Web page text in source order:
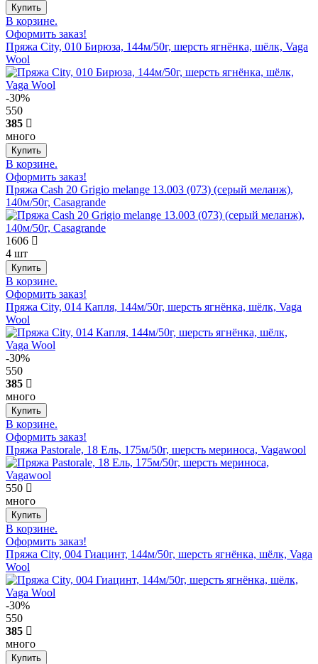
В корзине.
Оформить заказ!
Пряжа City, 010 Бирюза, 144м/50г, шерсть ягнёнка, шёлк, Vaga
Wool
-30%
550
385
много
В корзине.
Оформить заказ!
Пряжа Cash 20 Grigio melange 13.003 (073) (серый меланж),
140м/50г, Casagrande
1606
4 шт
В корзине.
Оформить заказ!
Пряжа City, 014 Капля, 144м/50г, шерсть ягнёнка, шёлк, Vaga
Wool
-30%
550
385
много
В корзине.
Оформить заказ!
Пряжа Pastorale, 18 Ель, 175м/50г, шерсть мериноса, Vagawool
550
много
В корзине.
Оформить заказ!
Пряжа City, 004 Гиацинт, 144м/50г, шерсть ягнёнка, шёлк, Vaga
Wool
-30%
550
385
много